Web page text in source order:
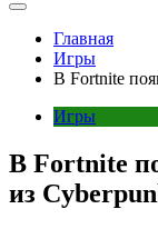
Главная
Игры
В Fortnite
Игры
В Fortnite
из